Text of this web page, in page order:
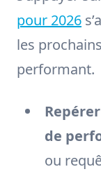
pour 2026
les
performant.
de
ou